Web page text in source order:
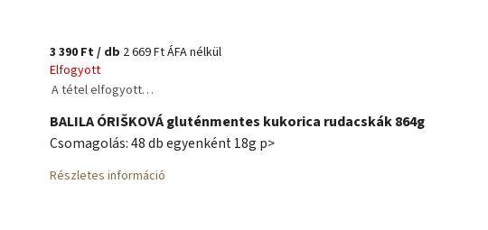
3 390 Ft/ db 2 669 Ft ÁFA nélkül
Elfogyott
A tétel elfogyott…
BALILA ÓRIŠKOVÁ gluténmentes kukorica rudacskák 864g
Csomagolás: 48 db egyenként 18g p>
Részletes információ